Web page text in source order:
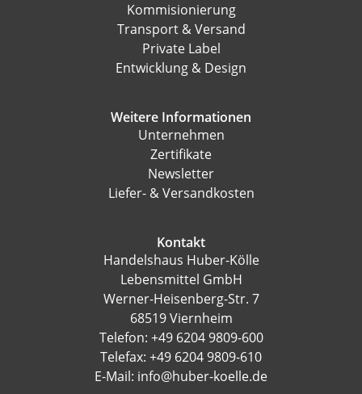
Kommisionierung
Transport & Versand
Private Label
Entwicklung & Design
Weitere Informationen
Unternehmen
Zertifikate
Newsletter
Liefer- & Versandkosten
Kontakt
Handelshaus Huber-Kölle
Lebensmittel GmbH
Werner-Heisenberg-Str. 7
68519 Viernheim
Telefon: +49 6204 9809-600
Telefax: +49 6204 9809-610
E-Mail: info@huber-koelle.de